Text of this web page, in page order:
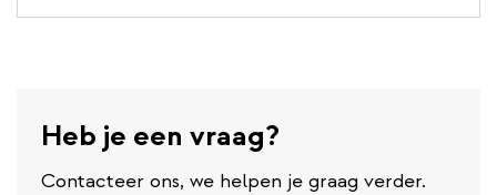
Heb je een vraag?
Contacteer ons, we helpen je graag verder.